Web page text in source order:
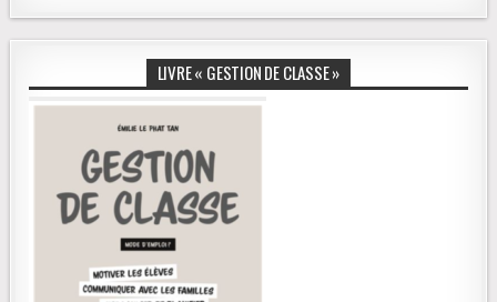
LIVRE « GESTION DE CLASSE »